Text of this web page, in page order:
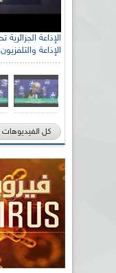
الإذاعة والتلفزيون
كل الفيديوهات